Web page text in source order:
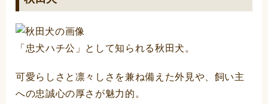
「忠犬ハチ公」として知られる秋田犬。
可愛らしさと凛々しさを兼ね備えた外見や、飼い主
への忠誠心の厚さが魅力的。